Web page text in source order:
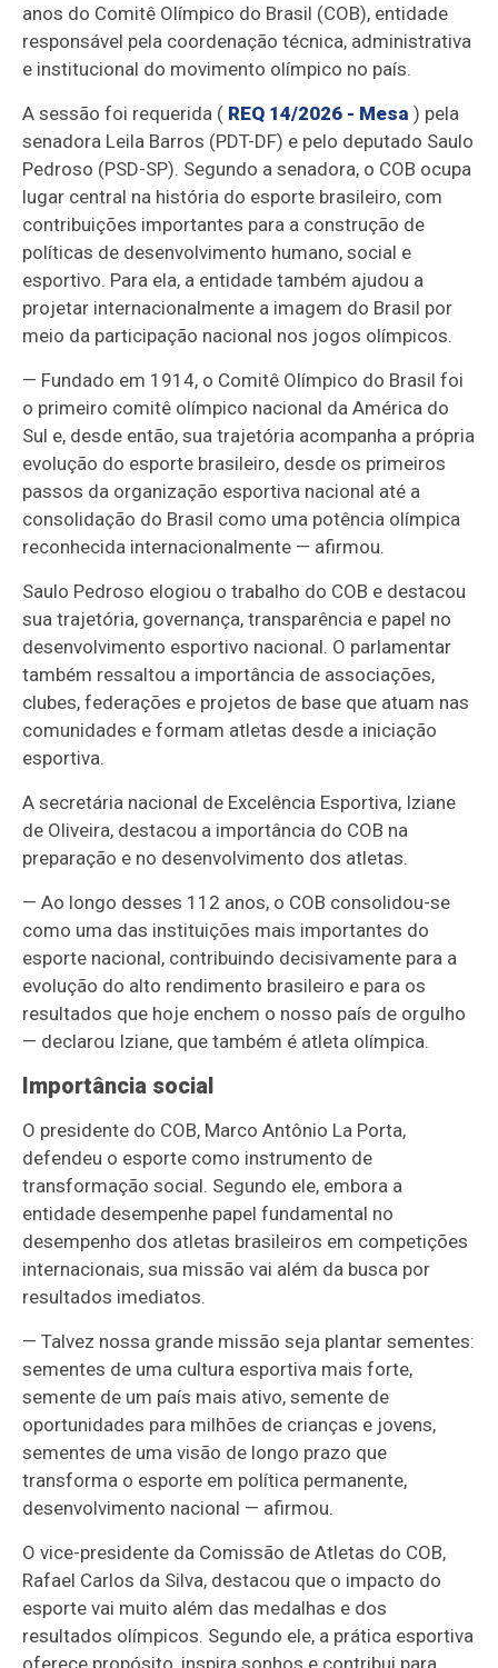
anos do Comitê Olímpico do Brasil (COB), entidade
responsável pela coordenação técnica, administrativa
e institucional do movimento olímpico no país.
A sessão foi requerida ( REQ 14/2026 - Mesa ) pela
senadora Leila Barros (PDT-DF) e pelo deputado Saulo
Pedroso (PSD-SP). Segundo a senadora, o COB ocupa
lugar central na história do esporte brasileiro, com
contribuições importantes para a construção de
políticas de desenvolvimento humano, social e
esportivo. Para ela, a entidade também ajudou a
projetar internacionalmente a imagem do Brasil por
meio da participação nacional nos jogos olímpicos.
— Fundado em 1914, o Comitê Olímpico do Brasil foi
o primeiro comitê olímpico nacional da América do
Sul e, desde então, sua trajetória acompanha a própria
evolução do esporte brasileiro, desde os primeiros
passos da organização esportiva nacional até a
consolidação do Brasil como uma potência olímpica
reconhecida internacionalmente — afirmou.
Saulo Pedroso elogiou o trabalho do COB e destacou
sua trajetória, governança, transparência e papel no
desenvolvimento esportivo nacional. O parlamentar
também ressaltou a importância de associações,
clubes, federações e projetos de base que atuam nas
comunidades e formam atletas desde a iniciação
esportiva.
A secretária nacional de Excelência Esportiva, Iziane
de Oliveira, destacou a importância do COB na
preparação e no desenvolvimento dos atletas.
— Ao longo desses 112 anos, o COB consolidou-se
como uma das instituições mais importantes do
esporte nacional, contribuindo decisivamente para a
evolução do alto rendimento brasileiro e para os
resultados que hoje enchem o nosso país de orgulho
— declarou Iziane, que também é atleta olímpica.
Importância social
O presidente do COB, Marco Antônio La Porta,
defendeu o esporte como instrumento de
transformação social. Segundo ele, embora a
entidade desempenhe papel fundamental no
desempenho dos atletas brasileiros em competições
internacionais, sua missão vai além da busca por
resultados imediatos.
— Talvez nossa grande missão seja plantar sementes:
sementes de uma cultura esportiva mais forte,
semente de um país mais ativo, semente de
oportunidades para milhões de crianças e jovens,
sementes de uma visão de longo prazo que
transforma o esporte em política permanente,
desenvolvimento nacional — afirmou.
O vice-presidente da Comissão de Atletas do COB,
Rafael Carlos da Silva, destacou que o impacto do
esporte vai muito além das medalhas e dos
resultados olímpicos. Segundo ele, a prática esportiva